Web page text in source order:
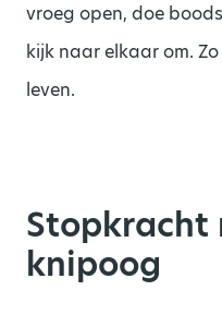
vroeg open, doe
kijk naar elkaar om.
leven.
Stopkracht
knipoog